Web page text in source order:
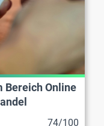
Bereich Online
74/100